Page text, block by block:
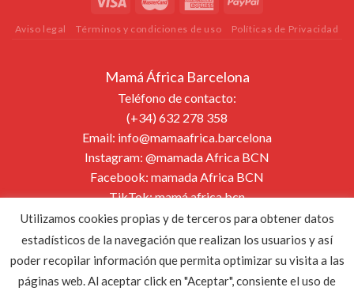
Aviso legal Términos y condiciones de uso Políticas de Privacidad
Mamá África Barcelona
Teléfono de contacto:
(+34) 632 278 358
Email: info@mamaafrica.barcelona
Instagram: @mamada Africa BCN
Facebook: mamada Africa BCN
TikTok:mamá.africa.bcn
Página web:www.mamaafrica.barcelona
Copyright 2026 © DIGALOWEB.COM
Utilizamos cookies propias y de terceros para obtener datos
estadísticos de la navegación que realizan los usuarios y así
poder recopilar información que permita optimizar su visita a las
páginas web. Al aceptar click en "Aceptar", consiente el uso de